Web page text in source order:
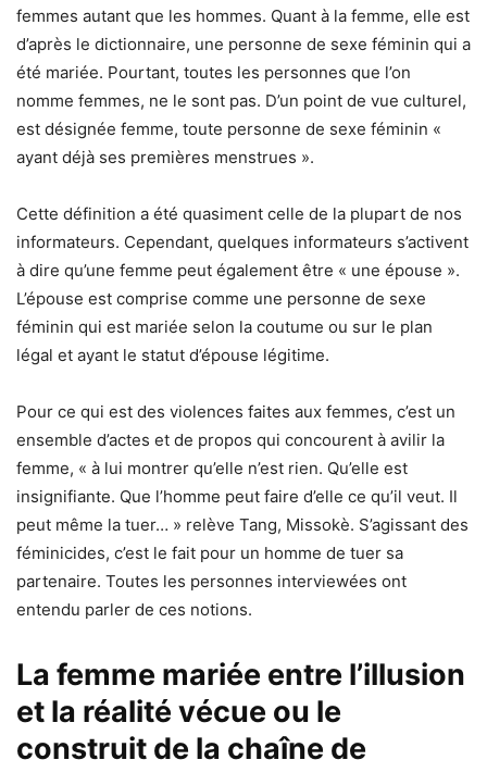
femmes autant que les hommes. Quant à la femme, elle est
d’après le dictionnaire, une personne de sexe féminin qui a
été mariée. Pourtant, toutes les personnes que l’on
nomme femmes, ne le sont pas. D’un point de vue culturel,
est désignée femme, toute personne de sexe féminin «
ayant déjà ses premières menstrues ».
Cette définition a été quasiment celle de la plupart de nos
informateurs. Cependant, quelques informateurs s’activent
à dire qu’une femme peut également être « une épouse ».
L’épouse est comprise comme une personne de sexe
féminin qui est mariée selon la coutume ou sur le plan
légal et ayant le statut d’épouse légitime.
Pour ce qui est des violences faites aux femmes, c’est un
ensemble d’actes et de propos qui concourent à avilir la
femme, « à lui montrer qu’elle n’est rien. Qu’elle est
insignifiante. Que l’homme peut faire d’elle ce qu’il veut. Il
peut même la tuer… » relève Tang, Missokè. S’agissant des
féminicides, c’est le fait pour un homme de tuer sa
partenaire. Toutes les personnes interviewées ont
entendu parler de ces notions.
La femme mariée entre l’illusion
et la réalité vécue ou le
construit de la chaîne de